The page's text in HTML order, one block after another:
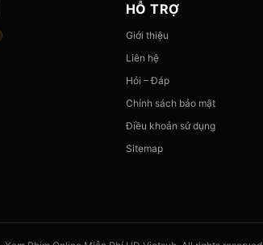
HỖ TRỢ
Giới thiệu
Liên hệ
Hỏi – Đáp
Chính sách bảo mật
Điều khoản sử dụng
Sitemap